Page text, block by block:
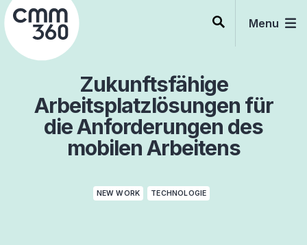
Skip
to
content
Menu
Zukunftsfähige
Arbeitsplatzlösungen für
die Anforderungen des
mobilen Arbeitens
NEW WORK TECHNOLOGIE